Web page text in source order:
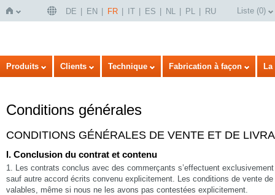
Page
d'accueil
DE EN FR IT ES NL PL RU Liste (0)
Produits Clients Technique Fabrication à façon
Conditions générales
CONDITIONS GÉNÉRALES DE VENTE ET DE
I. Conclusion du contrat et contenu
1. Les contrats conclus avec des commerçants s’effectuent
sauf autre accord écrits convenu explicitement. Les conditions de vente
valables, même si nous ne les avons pas contestées explicitement.